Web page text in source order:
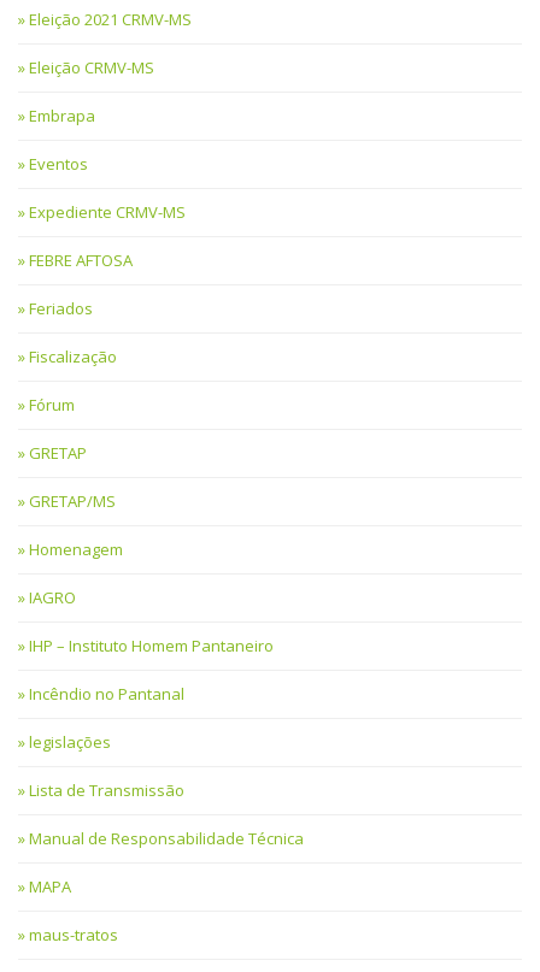
Eleição 2021 CRMV-MS
Eleição CRMV-MS
Embrapa
Eventos
Expediente CRMV-MS
FEBRE AFTOSA
Feriados
Fiscalização
Fórum
GRETAP
GRETAP/MS
Homenagem
IAGRO
IHP – Instituto Homem Pantaneiro
Incêndio no Pantanal
legislações
Lista de Transmissão
Manual de Responsabilidade Técnica
MAPA
maus-tratos